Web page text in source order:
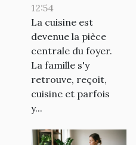
raisons
concrètes de
choisir le
sur-mesure !
12:54
La cuisine est
devenue la pièce
centrale du foyer.
La famille s'y
retrouve, reçoit,
cuisine et parfois
y...